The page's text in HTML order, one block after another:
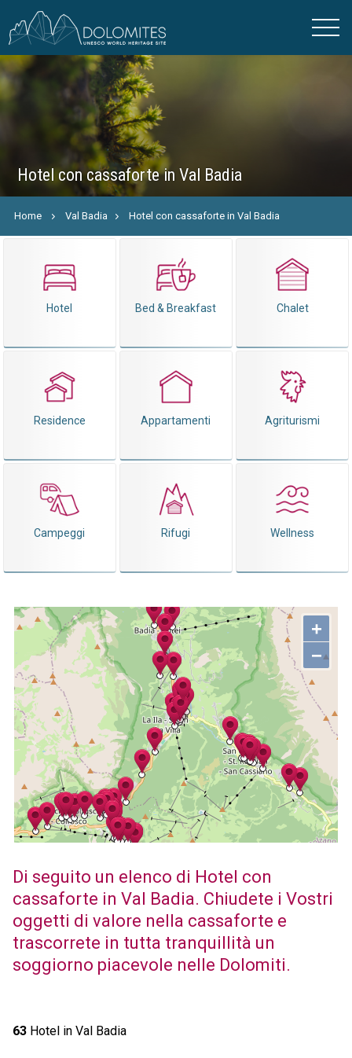
Hotel con cassaforte in Val Badia
Home Val Badia Hotel con cassaforte in Val Badia
Hotel Bed & Breakfast Chalet
Residence Appartamenti Agriturismi
Campeggi Rifugi Wellness
+
−
Di seguito un elenco di Hotel con
cassaforte in Val Badia. Chiudete i Vostri
oggetti di valore nella cassaforte e
trascorrete in tutta tranquillità un
soggiorno piacevole nelle Dolomiti.
63Hotel in Val Badia